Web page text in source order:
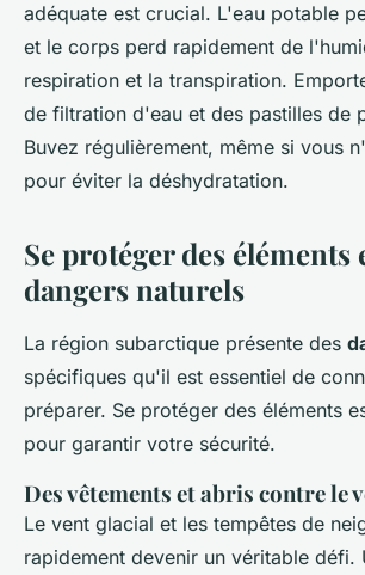
adéquate est crucial. L'eau potable
et le corps perd rapidement de
respiration et la transpiration.
de filtration d'eau et des pastilles de
Buvez régulièrement, même si vous
pour éviter la déshydratation.
Se protéger des éléments
dangers naturels
La région subarctique présente des
spécifiques qu'il est essentiel de
préparer. Se protéger des éléments
pour garantir votre sécurité.
Des vêtements et abris contre le
Le vent glacial et les tempêtes de
rapidement devenir un véritable défi.